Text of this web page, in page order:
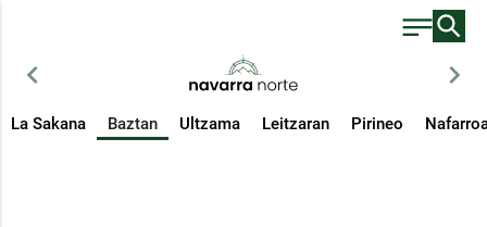
chevron_left chevron_right
La Sakana Baztan Ultzama Leitzaran Pirineo